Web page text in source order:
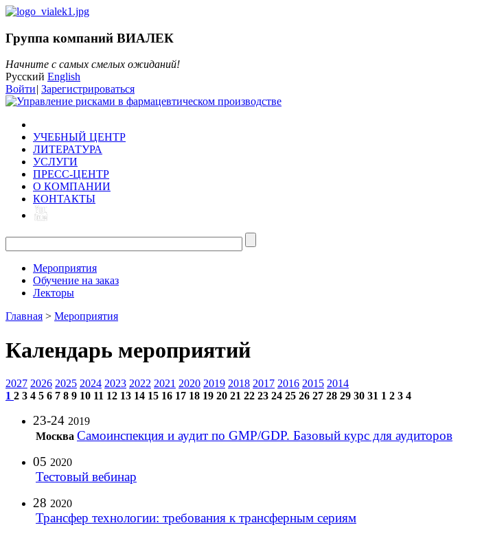
Группа компаний ВИАЛЕК
Начните с самых смелых ожиданий!
Русский English
Войти| Зарегистрироваться
УЧЕБНЫЙ ЦЕНТР
ЛИТЕРАТУРА
УСЛУГИ
ПРЕСС-ЦЕНТР
О КОМПАНИИ
КОНТАКТЫ
Мероприятия
Обучение на заказ
Лекторы
Главная > Мероприятия
Календарь мероприятий
2027 2026 2025 2024 2023 2022 2021 2020 2019 2018 2017 2016 2015 2014
1 2 3 4 5 6 7 8 9 10 11 12 13 14 15 16 17 18 19 20 21 22 23 24 25 26 27 28 29 30 31 1 2 3 4
23-24 2019
Москва Самоинспекция и аудит по GMP/GDP. Базовый курс для аудиторов
05 2020
Тестовый вебинар
28 2020
Трансфер технологии: требования к трансферным сериям